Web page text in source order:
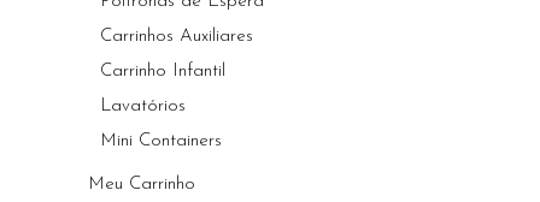
Carrinhos Auxiliares
Carrinho Infantil
Lavatórios
Mini Containers
Meu Carrinho